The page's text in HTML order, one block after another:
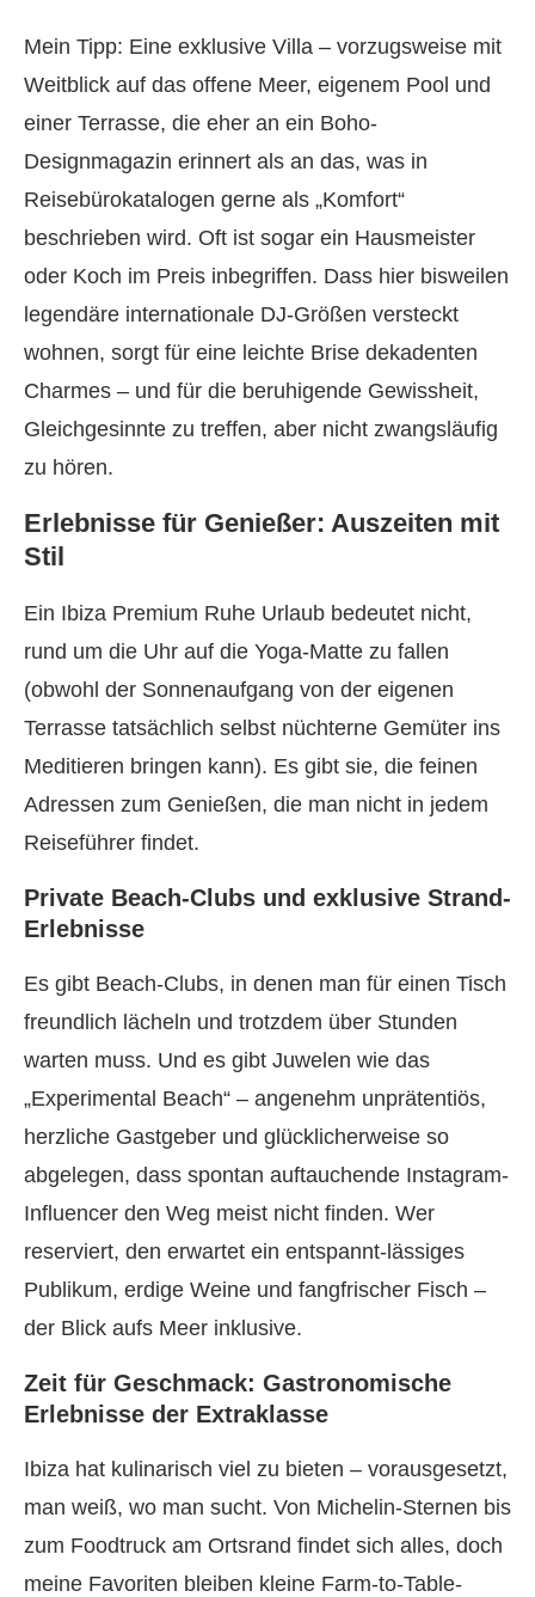
Mein Tipp: Eine exklusive Villa – vorzugsweise mit
Weitblick auf das offene Meer, eigenem Pool und
einer Terrasse, die eher an ein Boho-
Designmagazin erinnert als an das, was in
Reisebürokatalogen gerne als „Komfort“
beschrieben wird. Oft ist sogar ein Hausmeister
oder Koch im Preis inbegriffen. Dass hier bisweilen
legendäre internationale DJ-Größen versteckt
wohnen, sorgt für eine leichte Brise dekadenten
Charmes – und für die beruhigende Gewissheit,
Gleichgesinnte zu treffen, aber nicht zwangsläufig
zu hören.
Erlebnisse für Genießer: Auszeiten mit
Stil
Ein Ibiza Premium Ruhe Urlaub bedeutet nicht,
rund um die Uhr auf die Yoga-Matte zu fallen
(obwohl der Sonnenaufgang von der eigenen
Terrasse tatsächlich selbst nüchterne Gemüter ins
Meditieren bringen kann). Es gibt sie, die feinen
Adressen zum Genießen, die man nicht in jedem
Reiseführer findet.
Private Beach-Clubs und exklusive Strand-
Erlebnisse
Es gibt Beach-Clubs, in denen man für einen Tisch
freundlich lächeln und trotzdem über Stunden
warten muss. Und es gibt Juwelen wie das
„Experimental Beach“ – angenehm unprätentiös,
herzliche Gastgeber und glücklicherweise so
abgelegen, dass spontan auftauchende Instagram-
Influencer den Weg meist nicht finden. Wer
reserviert, den erwartet ein entspannt-lässiges
Publikum, erdige Weine und fangfrischer Fisch –
der Blick aufs Meer inklusive.
Zeit für Geschmack: Gastronomische
Erlebnisse der Extraklasse
Ibiza hat kulinarisch viel zu bieten – vorausgesetzt,
man weiß, wo man sucht. Von Michelin-Sternen bis
zum Foodtruck am Ortsrand findet sich alles, doch
meine Favoriten bleiben kleine Farm-to-Table-